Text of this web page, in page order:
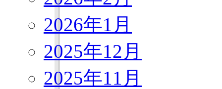
2026年1月
2025年12月
2025年11月